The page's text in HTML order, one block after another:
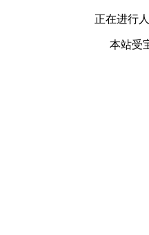
正在进行
本站受